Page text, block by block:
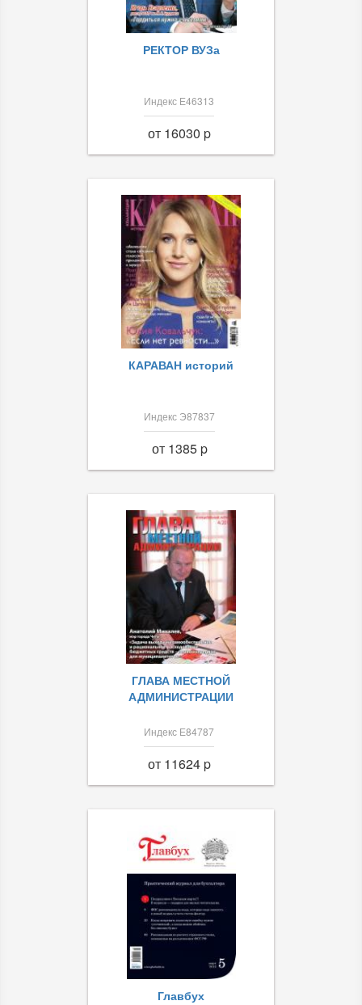
РЕКТОР ВУЗа
Индекс Е46313
от 16030 p
КАРАВАН историй
Индекс Э87837
от 1385 p
ГЛАВА МЕСТНОЙ
АДМИНИСТРАЦИИ
Индекс Е84787
от 11624 p
Главбух